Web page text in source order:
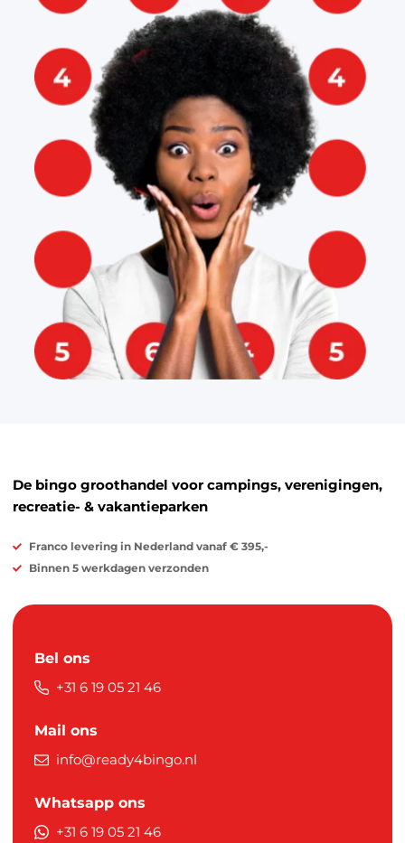
De bingo groothandel voor campings, verenigingen,
recreatie- & vakantieparken
Franco levering in Nederland vanaf € 395,-
Binnen 5 werkdagen verzonden
Bel ons
+31 6 19 05 21 46
Mail ons
info@ready4bingo.nl
Whatsapp ons
+31 6 19 05 21 46